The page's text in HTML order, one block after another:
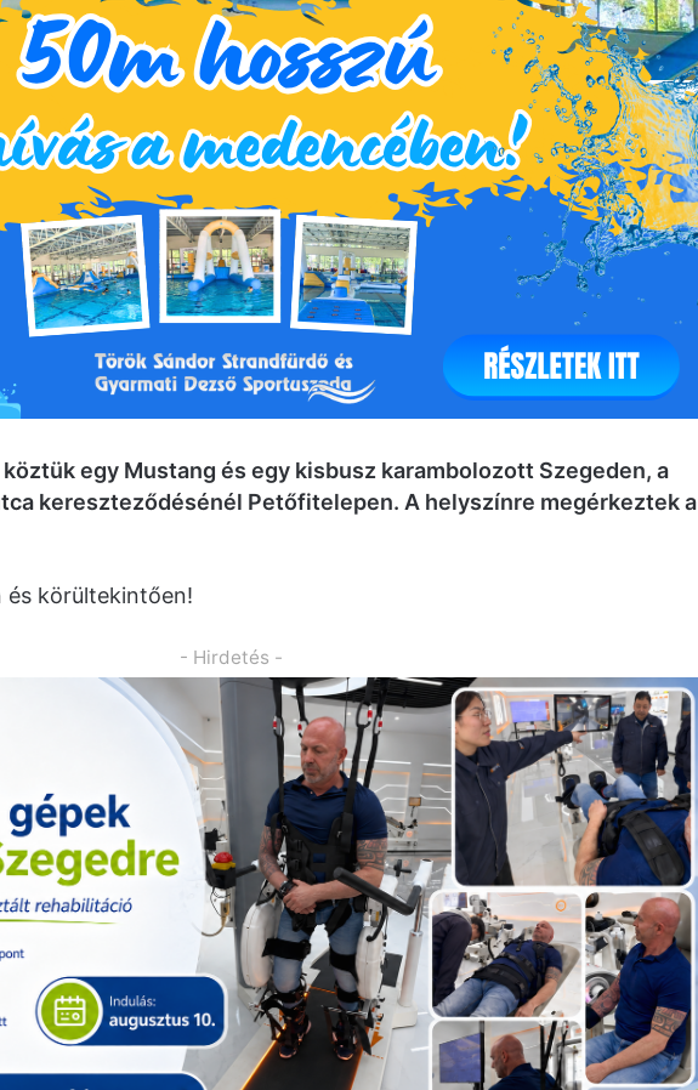
egy Mustang és egy kisbusz karambolozott Szegeden, a
kereszteződésénél Petőfitelepen. A helyszínre megérkeztek a
és körültekintően!
- Hirdetés -